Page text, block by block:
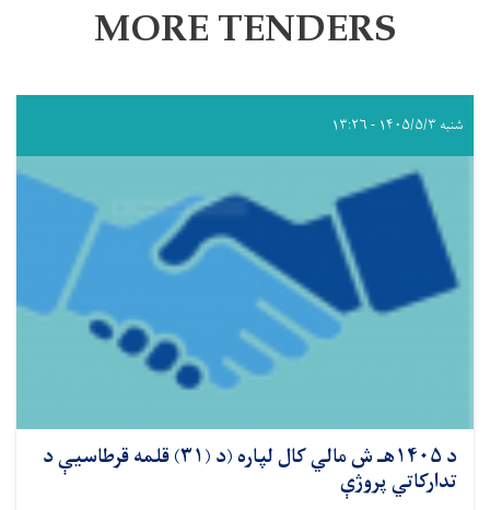
MORE TENDERS
شنبه ۱۴۰۵/۵/۳ - ۱۳:۲۶
د ۱۴۰۵هـ ش مالي کال لپاره (د (۳۱) قلمه قرطاسیې د
تدارکاتي پروژې